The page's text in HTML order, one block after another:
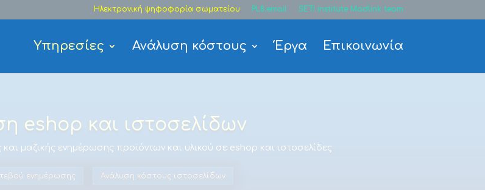
Ηλεκτρονική ψηφοφορία σωματείου PL8.email SETI institute Madlink team
Υπηρεσίες Ανάλυση κόστους Έργα Επικοινωνία
eshop και ιστοσελίδων
μαζικής ενημέρωσης προϊόντων και υλικού σε eshop και ιστοσελίδες
ενημέρωσης Ανάλυση κόστους ιστοσελίδων